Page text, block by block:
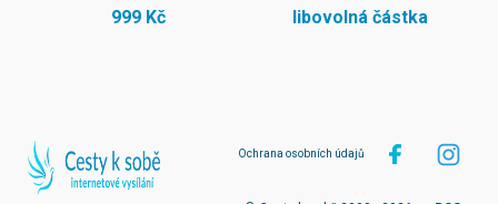
999 Kč libovolná částka
Ochrana osobních údajů